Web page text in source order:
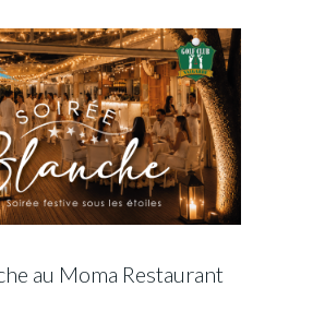
au Moma Restaurant